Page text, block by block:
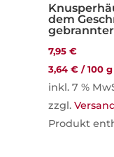
dem
7,95€
3,64€ /100 g
inkl. 7 %
zzgl.
Produkt